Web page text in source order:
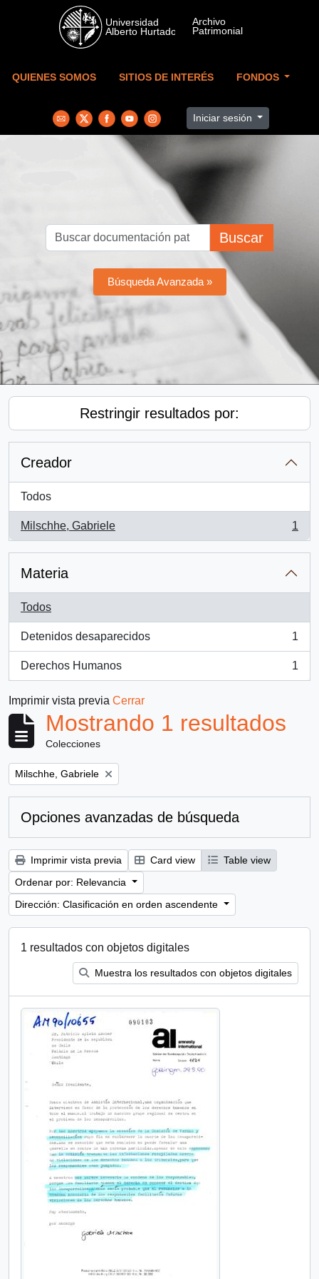
Skip to main content
QUIENES SOMOS SITIOS DE INTERÉS FONDOS
Iniciar sesión
Buscar
Búsqueda Avanzada »
Restringir resultados por:
Creador
Todos
Milschhe, Gabriele
, 1 resultados
1
Materia
Todos
Detenidos desaparecidos
, 1 resultados
1
Derechos Humanos
, 1 resultados
1
Imprimir vista previa Cerrar
Mostrando 1 resultados
Colecciones
Remove filter:
Milschhe, Gabriele
Opciones avanzadas de búsqueda
Imprimir vista previa Card view
Table view
Ordenar por: Relevancia
Dirección: Clasificación en orden ascendente
1 resultados con objetos digitales
Muestra los resultados con objetos digitales